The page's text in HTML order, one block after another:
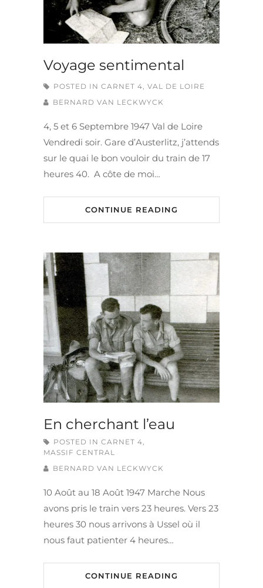
Voyage sentimental
POSTED IN CARNET 4, VAL DE LOIRE
BERNARD VAN LECKWYCK
4, 5 et 6 Septembre 1947 Val de Loire
Vendredi soir. Gare d’Austerlitz, j’attends
sur le quai le bon vouloir du train de 17
heures 40. A côte de moi…
CONTINUE READING
En cherchant l’eau
POSTED IN CARNET 4,
MASSIF CENTRAL
BERNARD VAN LECKWYCK
10 Août au 18 Août 1947 Marche Nous
avons pris le train vers 23 heures. Vers 23
heures 30 nous arrivons à Ussel où il
nous faut patienter 4 heures…
CONTINUE READING